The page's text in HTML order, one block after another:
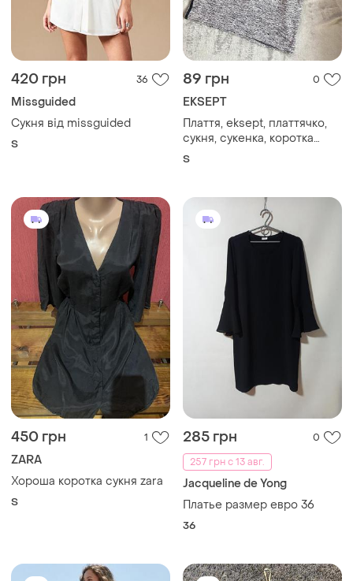
Missguided
Сукня від missguided
S
EKSEPT
Плаття, eksept, платтячко,
сукня, сукенка, коротка
сукня
450 грн 1
ZARA
Хороша коротка сукня zara
S
285 грн
257 грн с 13 авг.
Jacqueline de Yong
Платье размер евро 36
36